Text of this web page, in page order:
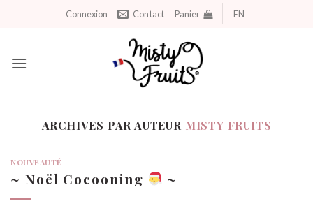
Connexion Contact Panier EN
ARCHIVES PAR AUTEUR MISTY FRUITS
NOUVEAUTÉ
~ Noël Cocooning ~